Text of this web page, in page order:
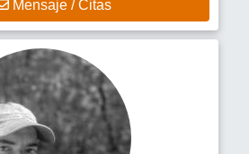
Mensaje / Citas